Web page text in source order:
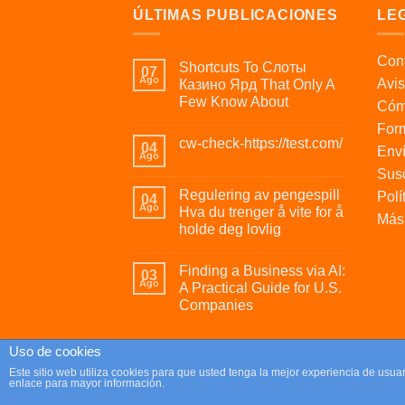
ÚLTIMAS PUBLICACIONES
07
Ago
Shortcuts To Слоты
Казино Ярд That Only A
Few Know About
04
Ago
cw-check-https://test.com/
04
Ago
Regulering av pengespill
Hva du trenger å vite for å
holde deg lovlig
03
Ago
Finding a Business via AI:
A Practical Guide for U.S.
Companies
Copyright 2026 ©Parafrikis.com
Tienda de regalos originales y muy frikis.
Uso de cookies
Este sitio web utiliza cookies para que usted tenga la mejor experiencia de
enlace para mayor información.